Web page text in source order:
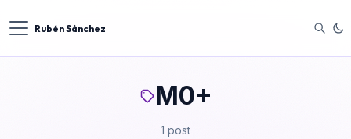
Rubén Sánchez
M0+
1 post